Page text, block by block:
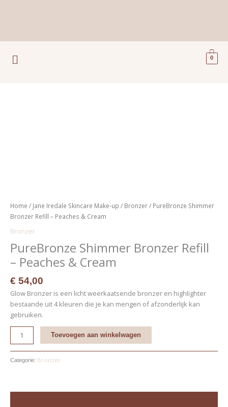
Menu 0
Home / Jane Iredale Skincare Make-up / Bronzer/ PureBronze Shimmer
Bronzer Refill – Peaches & Cream
Bronzer
PureBronze Shimmer Bronzer Refill
– Peaches & Cream
€ 54,00
Glow Bronzer is een licht weerkaatsende bronzer en highlighter
bestaande uit 4 kleuren die je kan mengen of afzonderlijk kan
gebruiken.
aantal
Toevoegen aan winkelwagen
Categorie: Bronzer